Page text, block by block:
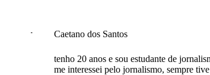
Caetano dos Santos
tenho 20 anos e sou estudante de
me interessei pelo jornalismo, sempre